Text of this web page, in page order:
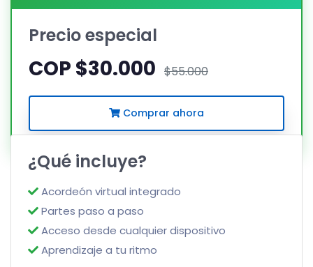
Precio especial
COP $30.000 $55.000
Comprar ahora
¿Qué incluye?
Acordeón virtual integrado
Partes paso a paso
Acceso desde cualquier dispositivo
Aprendizaje a tu ritmo